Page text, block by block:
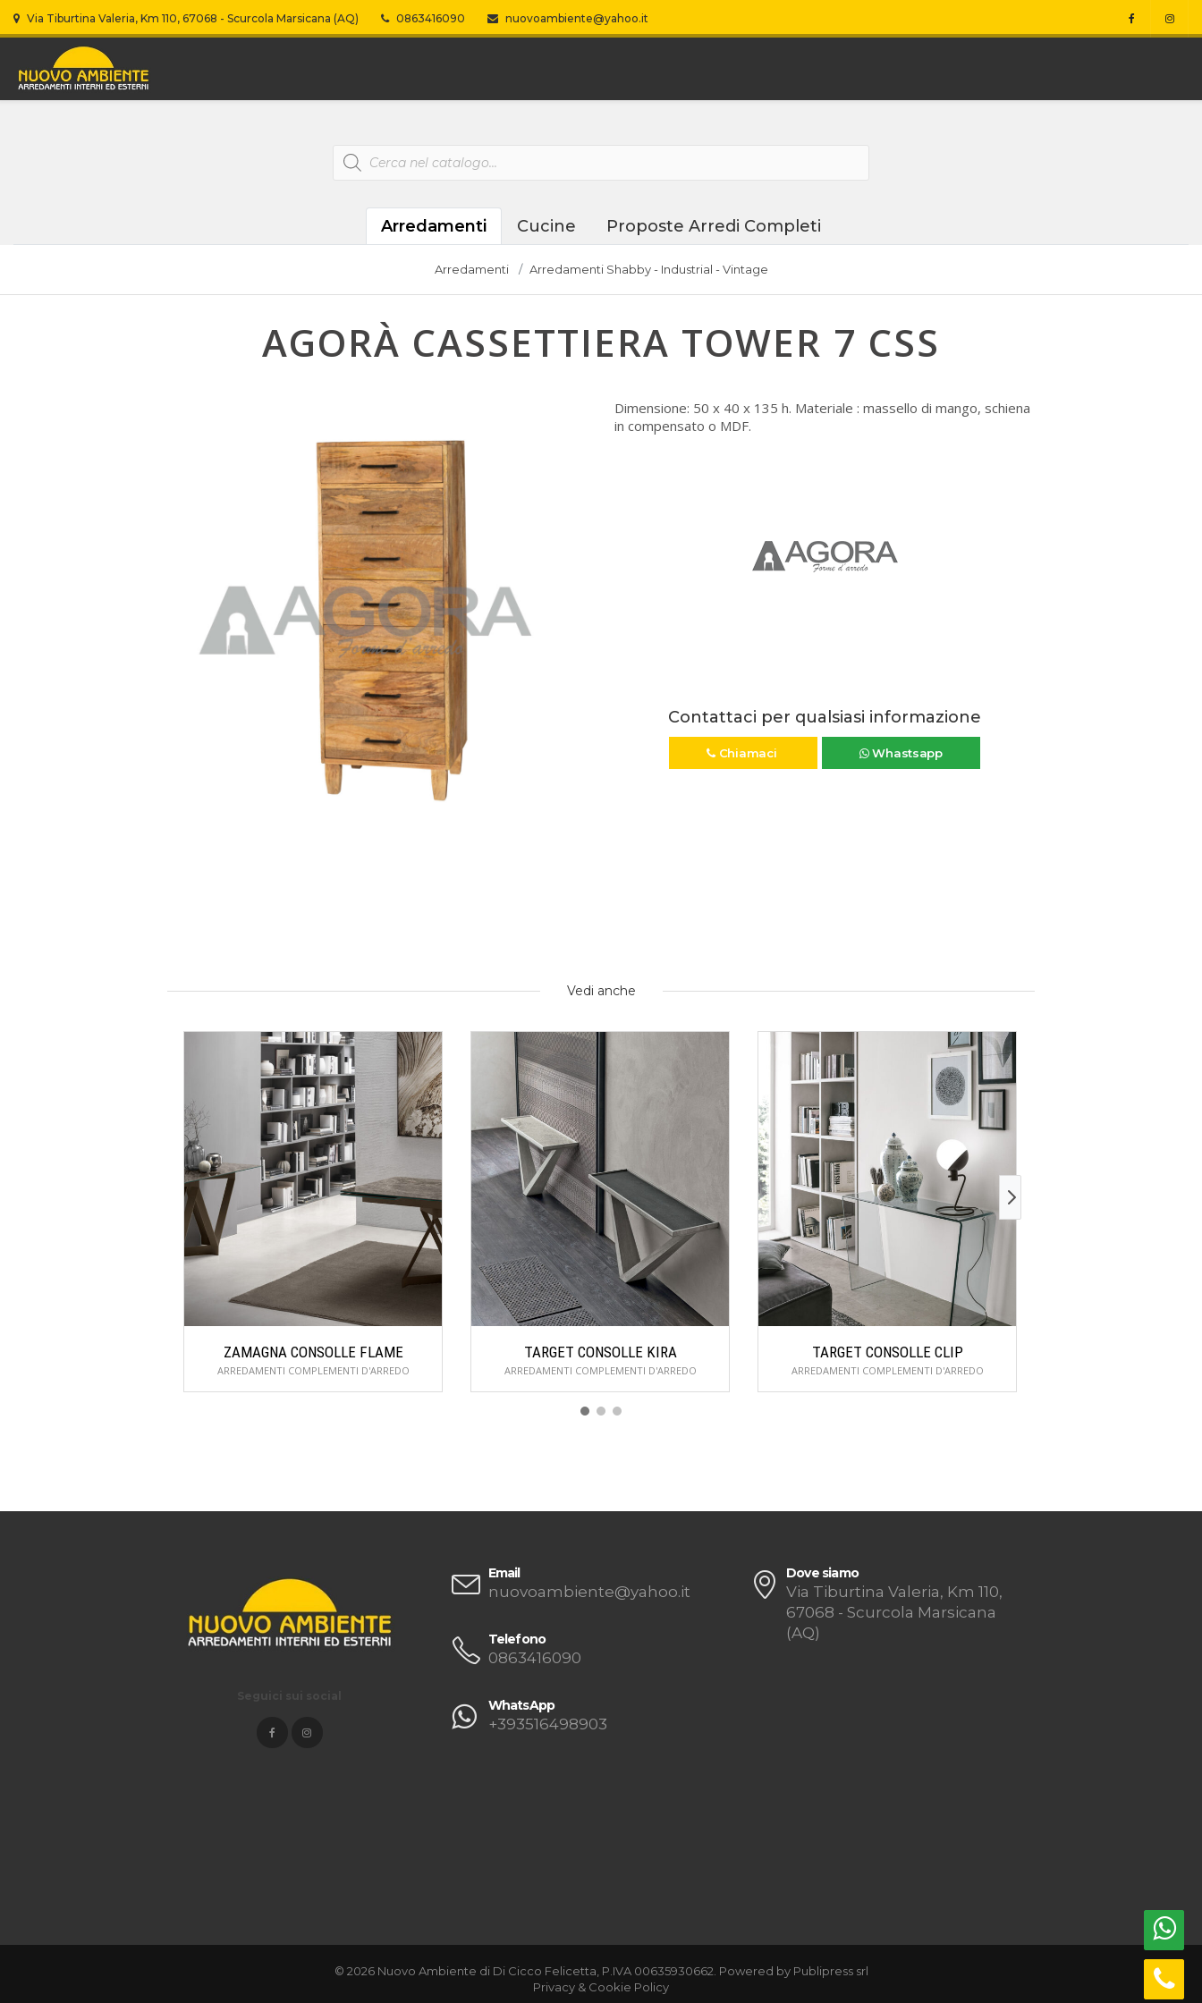
Via Tiburtina Valeria, Km 110, 67068 - Scurcola Marsicana (AQ) 0863416090 nuovoambiente@yahoo.it
Products
search
Arredamenti Cucine Proposte Arredi Completi
Arredamenti Arredamenti Shabby - Industrial - Vintage
AGORÀ CASSETTIERA TOWER 7 CSS
Dimensione: 50 x 40 x 135 h. Materiale : massello di mango, schiena
in compensato o MDF.
Contattaci per qualsiasi informazione
Chiamaci Whastsapp
Vedi anche
ZAMAGNA CONSOLLE FLAME
ARREDAMENTI COMPLEMENTI D'ARREDO
TARGET CONSOLLE KIRA
ARREDAMENTI COMPLEMENTI D'ARREDO
TARGET CONSOLLE CLIP
ARREDAMENTI COMPLEMENTI D'ARREDO
Email
nuovoambiente@yahoo.it
Telefono
0863416090
WhatsApp
+393516498903
Dove siamo
Via Tiburtina Valeria, Km 110,
67068 - Scurcola Marsicana
(AQ)
© 2026 Nuovo Ambiente di Di Cicco Felicetta, P.IVA 00635930662. Powered by Publipress srl
Privacy & Cookie Policy